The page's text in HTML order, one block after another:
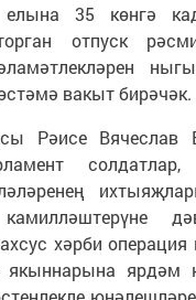
елына 35 көнгә
отпуск
вакыт бирәчәк.
Рәисе Вячеслав
камилләштерүне
хәрби
ярдәм